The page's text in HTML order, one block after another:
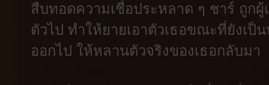
สืบทอดความเชื่อประหลาด ๆ ชาร์ ถูก
ตัวไป ทำให้ยายเอาตัวเธอขณะที่ยังเป็
ออกไป ให้หลานตัวจริงของเธอกลับมา